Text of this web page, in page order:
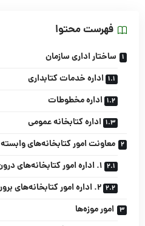
فهرست محتوا
ساختار اداری سازمان
اداره خدمات کتابداری
اداره مخطوطات
اداره کتابخانه عمومی
معاونت امور کتابخانه‌های وابسته
1. اداره امور کتابخانه‌های درون شهری (مشهد)
2. اداره امور کتابخانه‌های برون شهری (شهرستان‌ها)
امور موزه‌ها